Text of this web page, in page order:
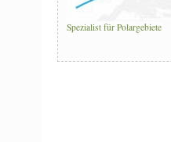
Spezialist für Polargebiete